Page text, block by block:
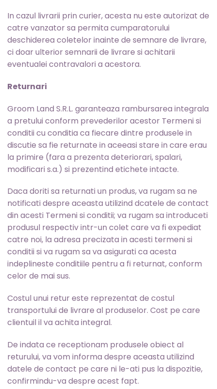
In cazul livrarii prin curier, acesta nu este autorizat de
catre vanzator sa permita cumparatorului
deschiderea coletelor inainte de semnare de livrare,
ci doar ulterior semnarii de livrare si achitarii
eventualei contravalori a acestora.
Returnari
Groom Land S.R.L. garanteaza rambursarea integrala
a pretului conform prevederilor acestor Termeni si
conditii cu conditia ca fiecare dintre produsele in
discutie sa fie returnate in aceeasi stare in care erau
la primire (fara a prezenta deteriorari, spalari,
modificari s.a.) si prezentind etichete intacte.
Daca doriti sa returnati un produs, va rugam sa ne
notificati despre aceasta utilizind dcatele de contact
din acesti Termeni si conditii; va rugam sa introduceti
produsul respectiv intr-un colet care va fi expediat
catre noi, la adresa precizata in acesti termeni si
conditii si va rugam sa va asigurati ca acesta
indeplineste conditiile pentru a fi returnat, conform
celor de mai sus.
Costul unui retur este reprezentat de costul
transportului de livrare al produselor. Cost pe care
clientuil il va achita integral.
De indata ce receptionam produsele obiect al
returului, va vom informa despre aceasta utilizind
datele de contact pe care ni le-ati pus la dispozitie,
confirmindu-va despre acest fapt.